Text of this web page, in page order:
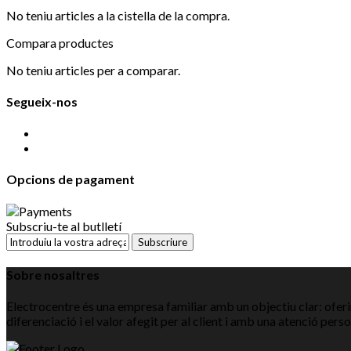
No teniu articles a la cistella de la compra.
Compara productes
No teniu articles per a comparar.
Segueix-nos
Opcions de pagament
Subscriu-te al butlletí
Subscriure
Sobre nosaltres
Electrocentre és una empresa familiar amb un objectiu clar:
diferenciació i el valor afegit per al client i amb una atenció